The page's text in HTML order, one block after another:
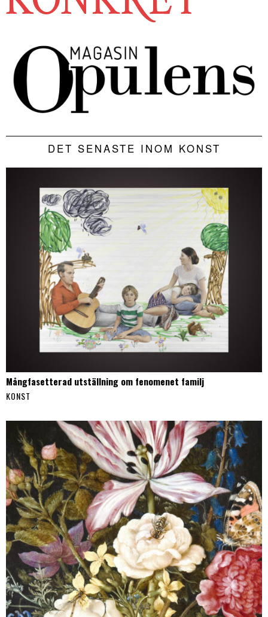
DET SENASTE INOM KONST
Mångfasetterad utställning om fenomenet familj
KONST